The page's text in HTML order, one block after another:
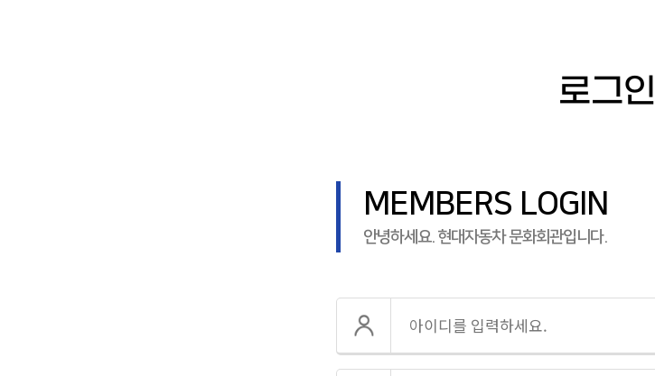
로그인
MEMBERS LOGIN
안녕하세요. 현대자동차 문화회관입니다.